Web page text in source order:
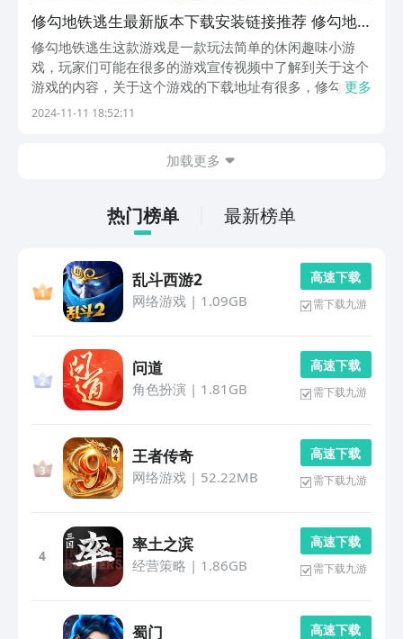
修勾地铁逃生最新版本下载安装链接推荐 修勾地
铁逃生最新版下载链接分享
修勾地铁逃生这款游戏是一款玩法简单的休闲趣味小游
戏，玩家们可能在很多的游戏宣传视频中了解到关于这个
游戏的内容，关于这个游戏的下载地址有很多，修勾地铁
逃生最新版下载地址分享让玩家们能用一个较为简单的方
更多
2024-11-11 18:52:11
加载更多
热门榜单 最新榜单
乱斗西游2
网络游戏| 1.09GB
高 速 下 载
需下载九游
问道
角色扮演 | 1.81GB
高 速 下 载
需下载九游
王者传奇
网络游戏| 52.22MB
高 速 下 载
需下载九游
4
率土之滨
经营策略 | 1.86GB
高 速 下 载
需下载九游
蜀门 高 速 下 载